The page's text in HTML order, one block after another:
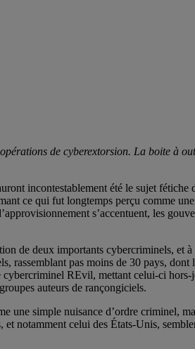
de cyberextorsion. La boite à
incontestablement été le sujet fétiche
ce qui fut longtemps perçu comme
s’accentuent, les
de deux importants cybercriminels,
rassemblant pas moins de 30 pays,
cybercriminel REvil, mettant celui-ci hors-
auteurs de rançongiciels.
une simple nuisance d’ordre criminel,
notamment celui des États-Unis,